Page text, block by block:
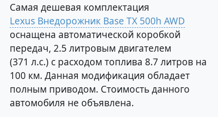
Самая дешевая комплектация
Lexus Внедорожник Base TX 500h AWD
оснащена автоматической коробкой
передач, 2.5 литровым двигателем
(371 л.с.) с расходом топлива 8.7 литров на
100 км. Данная модификация обладает
полным приводом. Стоимость данного
автомобиля не объявлена.